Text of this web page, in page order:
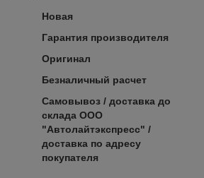
Новая
Гарантия производителя
Оригинал
Безналичный расчет
Самовывоз / доставка до
склада ООО
"Автолайтэкспресс" /
доставка по адресу
покупателя